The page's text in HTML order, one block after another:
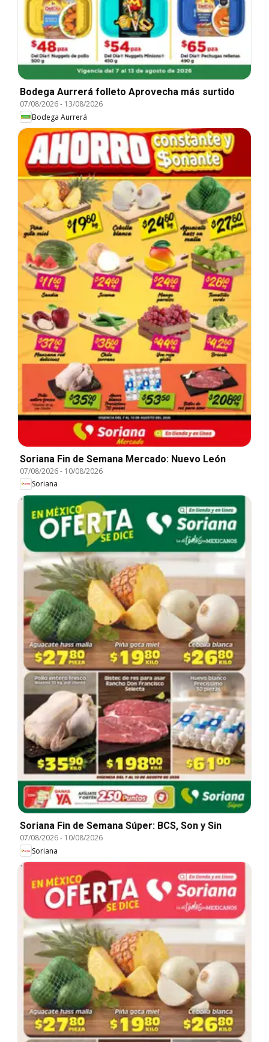
Bodega Aurrerá folleto Aprovecha más surtido
07/08/2026- 13/08/2026
Bodega Aurrerá
Soriana Fin de Semana Mercado: Nuevo León
07/08/2026- 10/08/2026
Soriana
Soriana Fin de Semana Súper: BCS, Son y Sin
07/08/2026- 10/08/2026
Soriana